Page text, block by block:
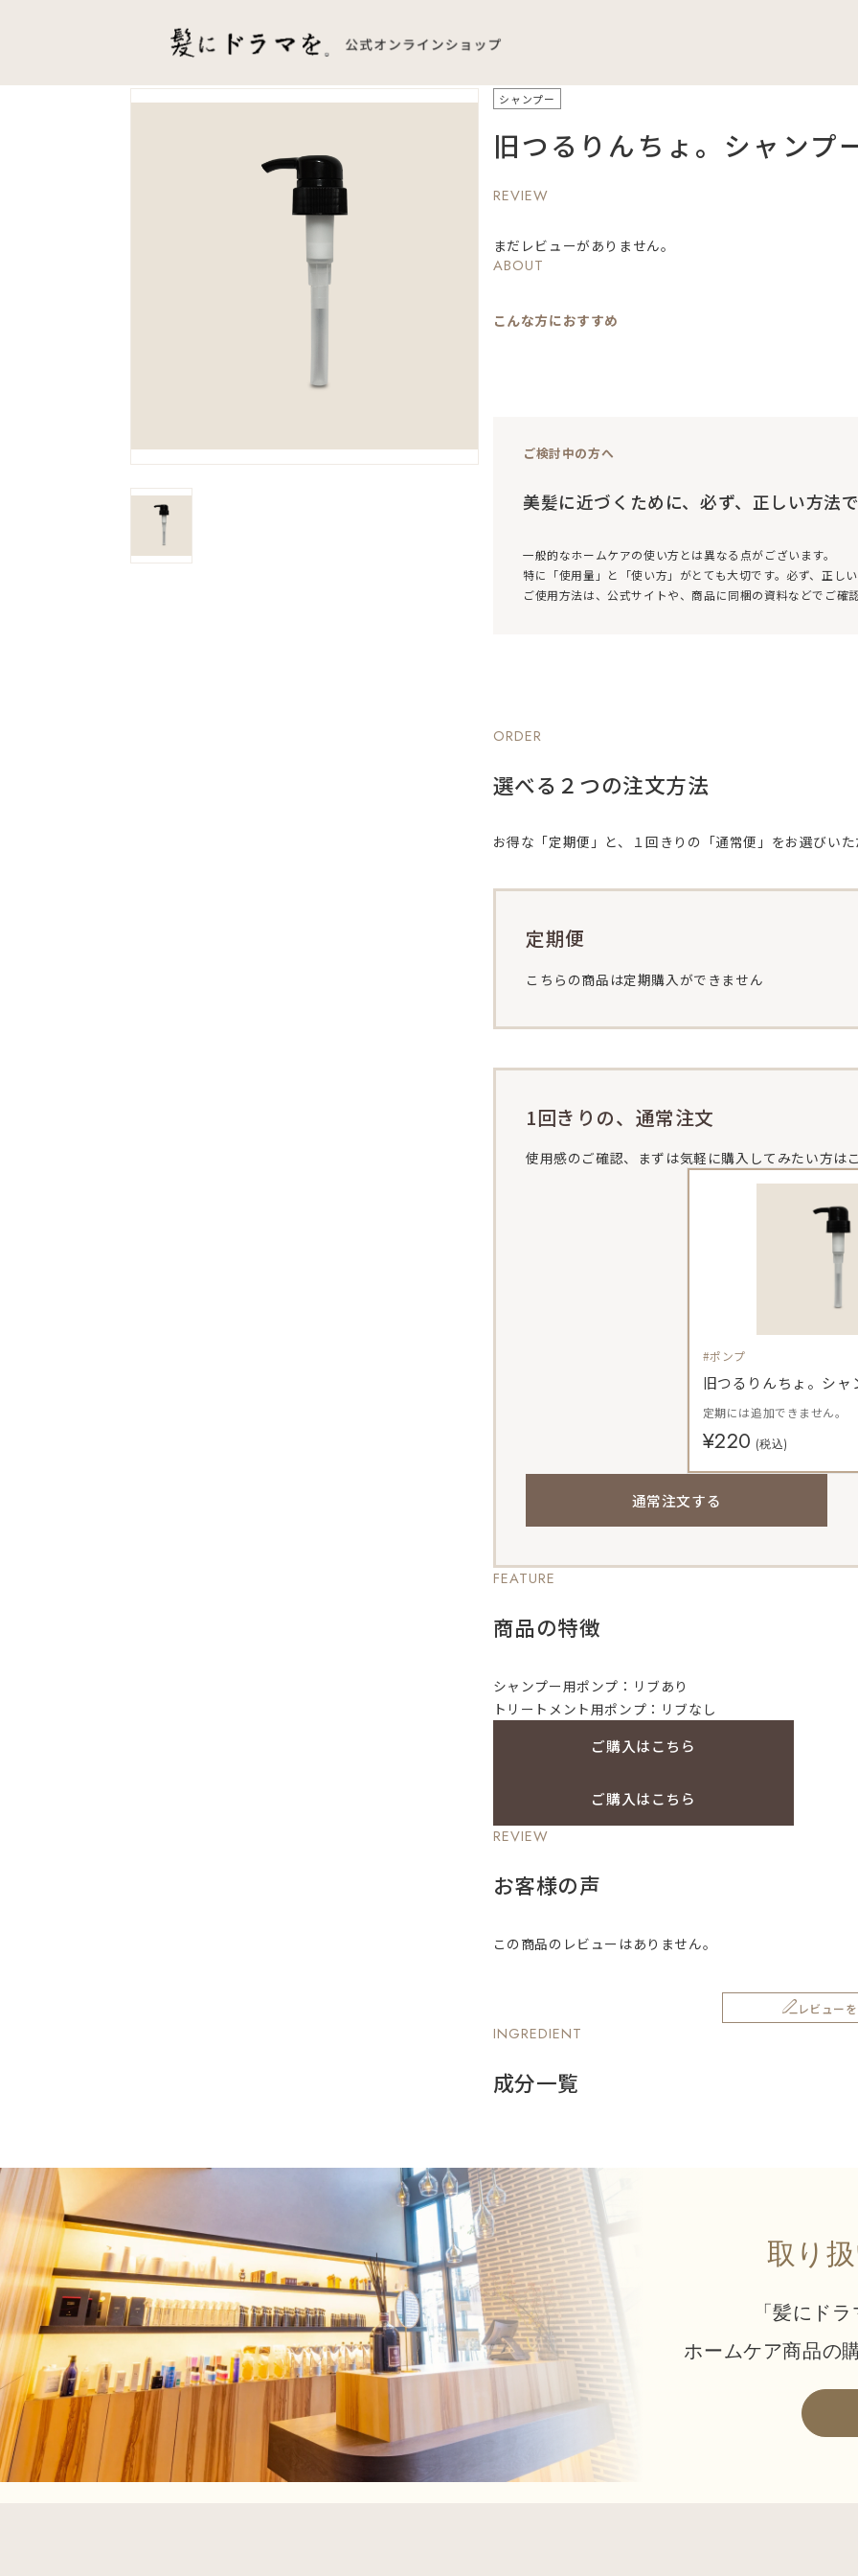
シャンプー
旧つるりんちょ。シャンプ
REVIEW
まだレビューがありません。
ABOUT
こんな方におすすめ
ご検討中の方へ
美髪に近づくために、必ず、正しい方法
一般的なホームケアの使い方とは異なる点がございます。
特に「使用量」と「使い方」がとても大切です。必ず、正し
ご使用方法は、公式サイトや、商品に同梱の資料などでご確
ORDER
選べる２つの注文方法
お得な「定期便」と、１回きりの「通常便」をお選びい
定期便
こちらの商品は定期購入ができません
1回きりの、通常注文
使用感のご確認、まずは気軽に購入してみたい方は
#ポンプ
旧つるりんちょ。シ
定期には追加できません。
¥220 (税込)
通常注文する
FEATURE
商品の特徴
シャンプー用ポンプ：リブあり
トリートメント用ポンプ：リブなし
ご購入はこちら
ご購入はこちら
REVIEW
お客様の声
この商品のレビューはありません。
レビュー
INGREDIENT
成分一覧
取り
「髪にド
ホームケア商品の